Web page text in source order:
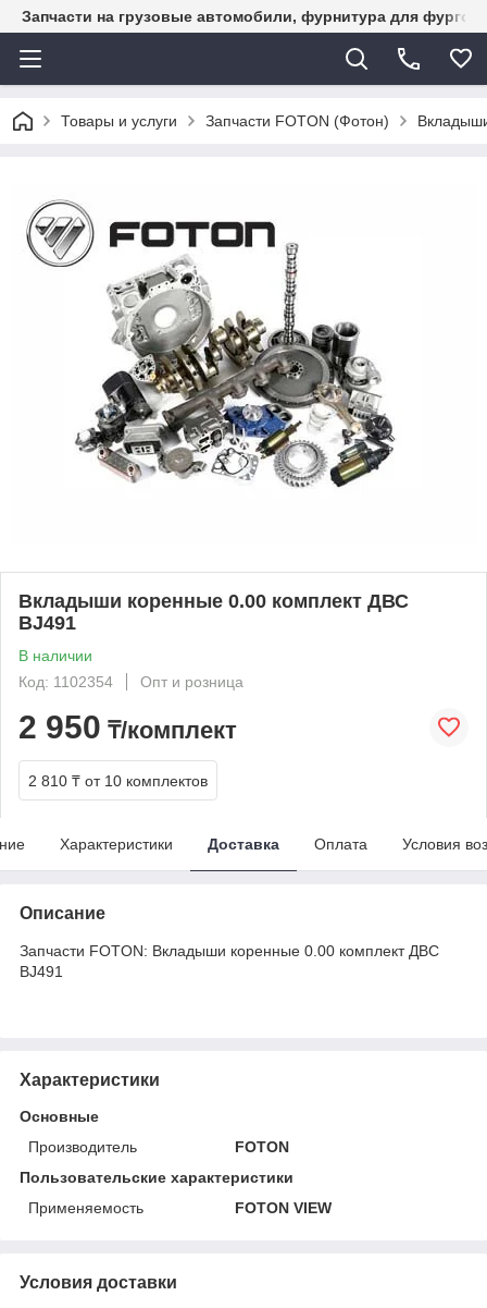
Запчасти на грузовые автомобили, фурнитура для
Товары и услуги Запчасти FOTON (Фотон)
Вкладыши коренные 0.00 комплект ДВС
BJ491
В наличии
Код: 1102354
Опт и розница
2 950 ₸/комплект
2 810 ₸ от 10 комплектов
Характеристики Доставка Оплата Условия
Описание
Запчасти FOTON: Вкладыши коренные 0.00 комплект ДВС
BJ491
Характеристики
Основные
Производитель
FOTON
Пользовательские характеристики
Применяемость
FOTON VIEW
Условия доставки